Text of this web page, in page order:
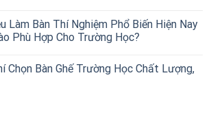
Làm Bàn Thí Nghiệm Phổ Biến Hiện Nay
Phù Hợp Cho Trường Học?
Chọn Bàn Ghế Trường Học Chất Lượng,